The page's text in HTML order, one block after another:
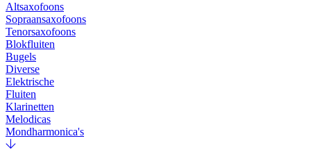
Altsaxofoons
Sopraansaxofoons
Tenorsaxofoons
Blokfluiten
Bugels
Diverse
Elektrische
Fluiten
Klarinetten
Melodicas
Mondharmonica's